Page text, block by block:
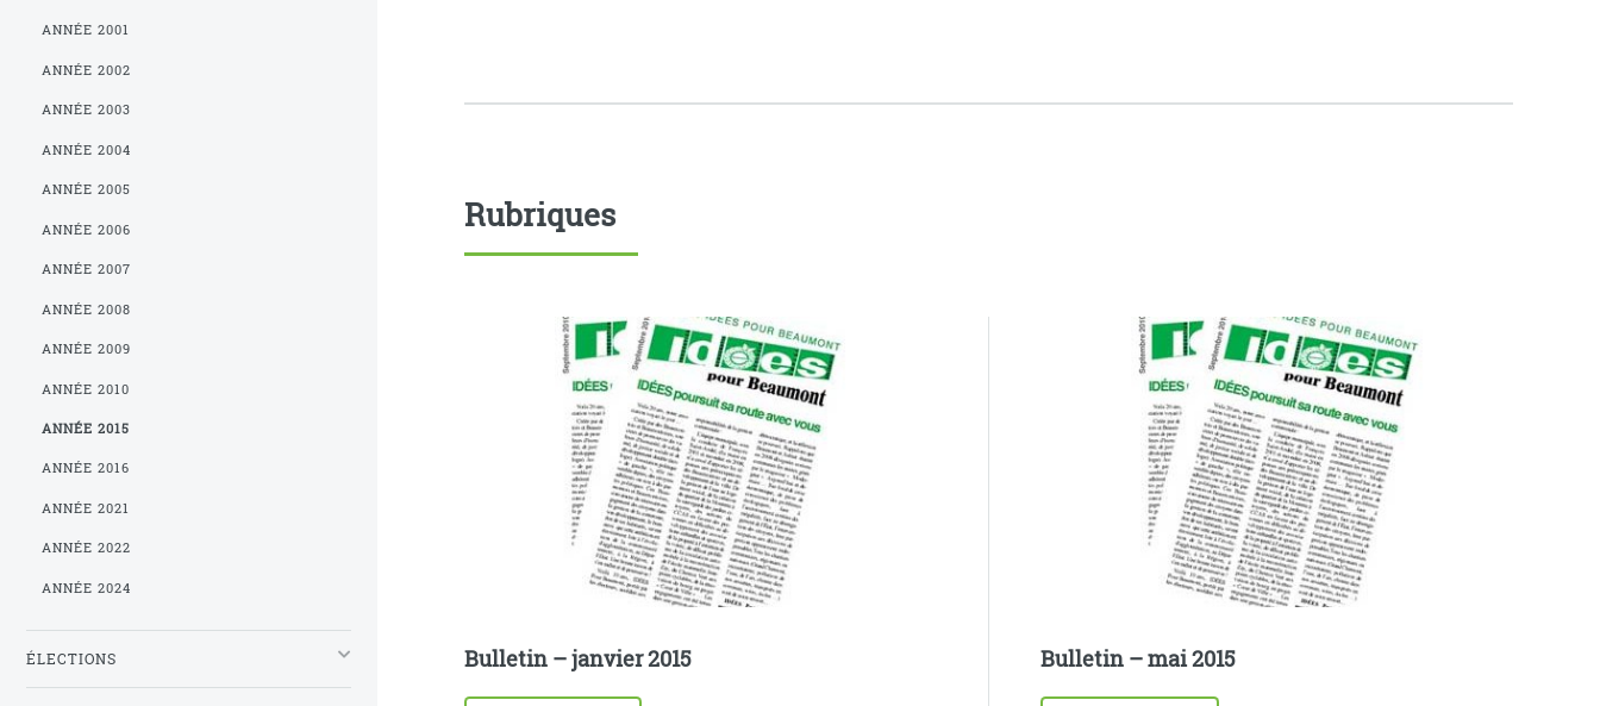
Rubriques
Bulletin – janvier 2015 Bulletin – mai 2015
ANNÉE 2001
ANNÉE 2002
ANNÉE 2003
ANNÉE 2004
ANNÉE 2005
ANNÉE 2006
ANNÉE 2007
ANNÉE 2008
ANNÉE 2009
ANNÉE 2010
ANNÉE 2015
ANNÉE 2016
ANNÉE 2021
ANNÉE 2022
ANNÉE 2024
ÉLECTIONS